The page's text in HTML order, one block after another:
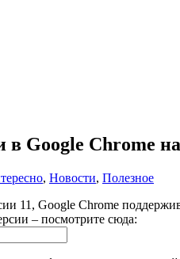
в Google Chrome
, Новости, Полезное
11, Google Chrome
– посмотрите сюда: